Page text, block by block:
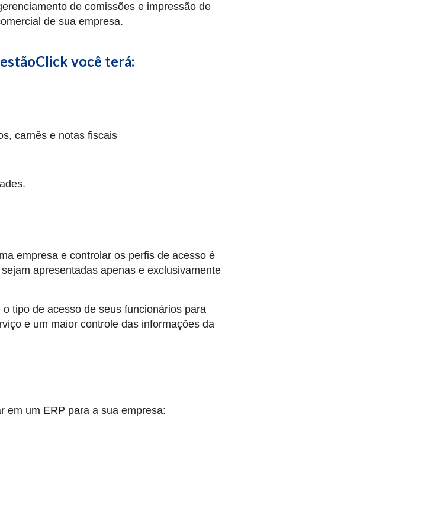
de comissões e impressão de
de sua empresa.
você terá:
carnês e notas fiscais
empresa e controlar os perfis de acesso é
apresentadas apenas e exclusivamente
tipo de acesso de seus funcionários para
e um maior controle das informações da
em um ERP para a sua empresa: